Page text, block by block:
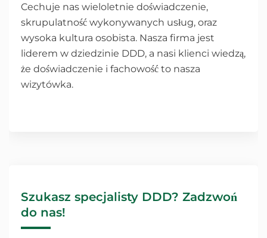
Cechuje nas wieloletnie doświadczenie,
skrupulatność wykonywanych usług, oraz
wysoka kultura osobista. Nasza firma jest
liderem w dziedzinie DDD, a nasi klienci wiedzą,
że doświadczenie i fachowość to nasza
wizytówka.
Szukasz specjalisty DDD? Zadzwoń
do nas!